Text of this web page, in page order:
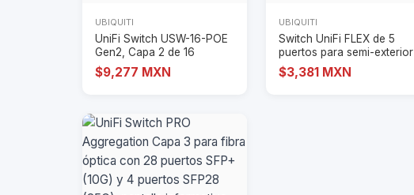
UBIQUITI
UniFi Switch USW-16-POE
Gen2, Capa 2 de 16
puertos (8 puerto
$9,277 MXN
UBIQUITI
Switch UniFi FLEX de 5
puertos para semi-exterior
IP55 (1 x
$3,381 MXN